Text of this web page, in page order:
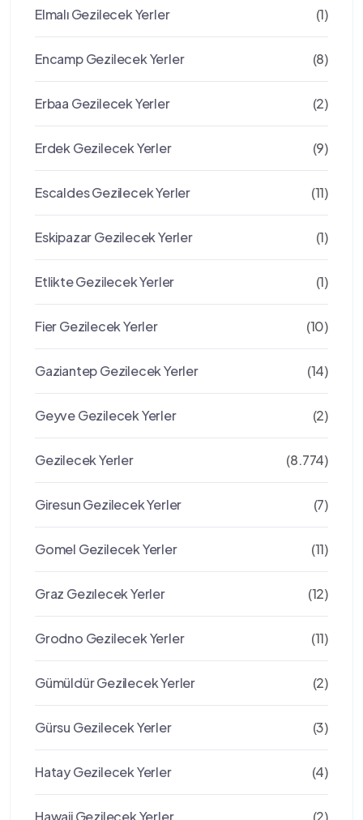
Elmalı Gezilecek Yerler (1)
Encamp Gezilecek Yerler (8)
Erbaa Gezilecek Yerler (2)
Erdek Gezilecek Yerler (9)
Escaldes Gezilecek Yerler (11)
Eskipazar Gezilecek Yerler (1)
Etlikte Gezilecek Yerler (1)
Fier Gezilecek Yerler (10)
Gaziantep Gezilecek Yerler (14)
Geyve Gezilecek Yerler (2)
Gezilecek Yerler (8.774)
Giresun Gezilecek Yerler (7)
Gomel Gezilecek Yerler (11)
Graz Gezılecek Yerler (12)
Grodno Gezilecek Yerler (11)
Gümüldür Gezilecek Yerler (2)
Gürsu Gezilecek Yerler (3)
Hatay Gezilecek Yerler (4)